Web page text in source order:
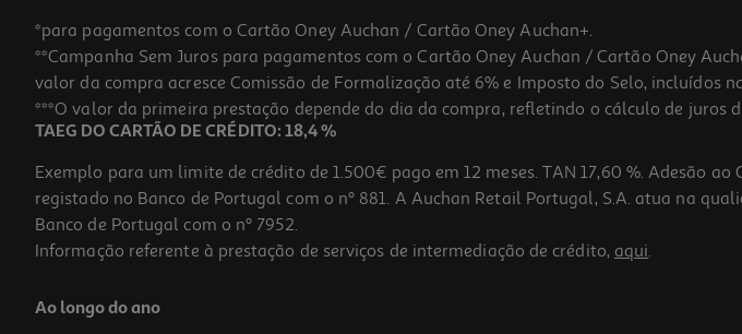
*para pagamentos com o Cartão Oney Auchan / Cartão Oney Auchan+.
**Campanha Sem Juros para pagamentos com o Cartão Oney Auchan / Cartão Oney
valor da compra acresce Comissão de Formalização até 6% e Imposto do Selo, incluídos
***O valor da primeira prestação depende do dia da compra, refletindo o cálculo de juros
TAEG DO CARTÃO DE CRÉDITO: 18,4 %
Exemplo para um limite de crédito de 1.500€ pago em 12 meses. TAN 17,60 %. Adesão
registado no Banco de Portugal com o nº 881. A Auchan Retail Portugal, S.A. atua na
Banco de Portugal com o nº 7952.
Informação referente à prestação de serviços de intermediação de crédito, aqui.
Ao longo do ano